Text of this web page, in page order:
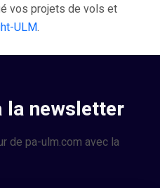
vos projets de vols et
ULM.
la newsletter
de pa-ulm.com avec la